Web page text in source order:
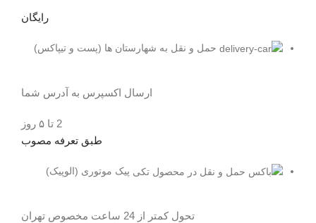
رایگان
حمل و نقل به شهارستان ها (پست و تیپاکس)
ارسال اکسپرس به آدرس شما
2 تا ۵ روز
طبق تعرفه مصوب
پیک موتوری (الوپیک)
تحول کمتر از 24 ساعت مخصوص تهران